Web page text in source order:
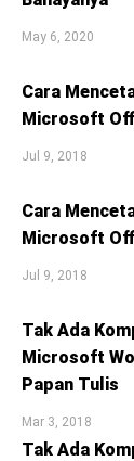
May 6, 2020
Cara
Microsoft
Jul 9, 2018
Cara
Microsoft
Jul 9, 2018
Tak Ada
Microsoft
Papan Tulis
Mar 3, 2018
Tak Ada